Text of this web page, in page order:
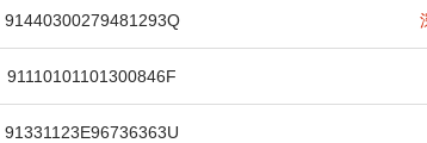
91440300279481293Q
91110101101300846F
91331123E96736363U